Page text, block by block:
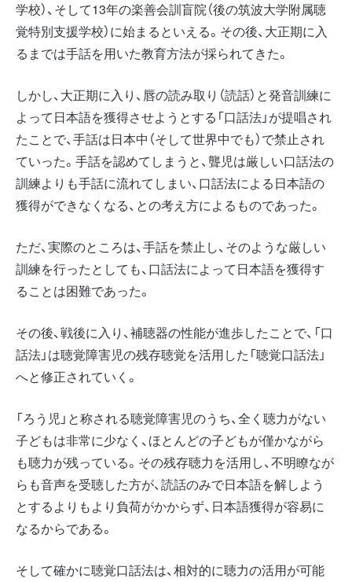
学校）、そして13年の楽善会訓盲院（後の筑波大学附属聴
覚特別支援学校）に始まるといえる。その後、大正期に入
るまでは手話を用いた教育方法が採られてきた。
しかし、大正期に入り、唇の読み取り（読話）と発音訓練に
よって日本語を獲得させようとする「口話法」が提唱され
たことで、手話は日本中（そして世界中でも）で禁止され
ていった。手話を認めてしまうと、聾児は厳しい口話法の
訓練よりも手話に流れてしまい、口話法による日本語の
獲得ができなくなる、との考え方によるものであった。
ただ、実際のところは、手話を禁止し、そのような厳しい
訓練を行ったとしても、口話法によって日本語を獲得す
ることは困難であった。
その後、戦後に入り、補聴器の性能が進歩したことで、「口
話法」は聴覚障害児の残存聴覚を活用した「聴覚口話法」
へと修正されていく。
「ろう児」と称される聴覚障害児のうち、全く聴力がない
子どもは非常に少なく、ほとんどの子どもが僅かながら
も聴力が残っている。その残存聴力を活用し、不明瞭なが
らも音声を受聴した方が、読話のみで日本語を解しよう
とするよりもより負荷がかからず、日本語獲得が容易に
なるからである。
そして確かに聴覚口話法は、相対的に聴力の活用が可能